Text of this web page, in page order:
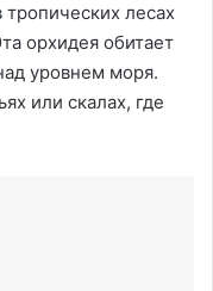
лесах
орхидея обитает
уровнем моря.
или скалах, где